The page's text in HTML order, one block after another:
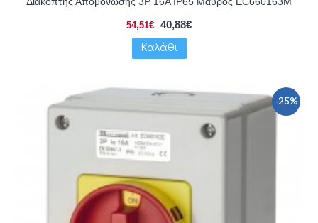
54,51€ 40,88€
Καλάθι
-25%